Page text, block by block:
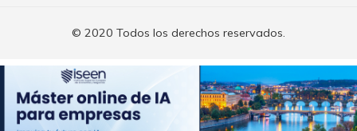
© 2020 Todos los derechos reservados.